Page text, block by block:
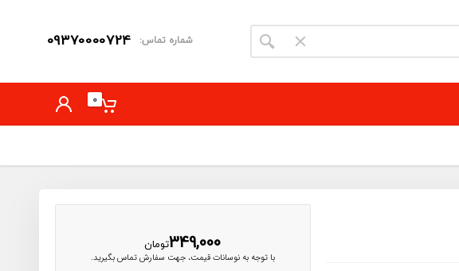
شماره تماس: 09370000724
0
349,000تومان
با توجه به نوسانات قیمت، جهت سفارش تماس بگیرید.